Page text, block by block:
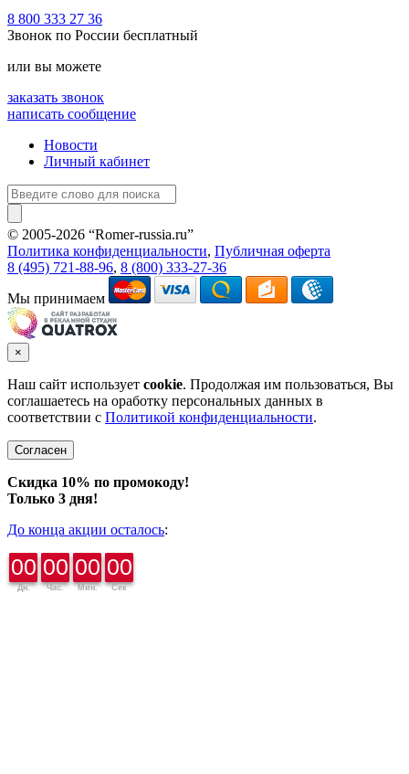
8 800 333 27 36
Звонок по России бесплатный
или вы можете
заказать звонок
написать сообщение
Новости
Личный кабинет
© 2005-2026 “Romer-russia.ru”
Политика конфиденциальности, Публичная оферта
8 (495) 721-88-96, 8 (800) 333-27-36
Мы принимаем
×
Наш сайт использует cookie. Продолжая им пользоваться, Вы
соглашаетесь на оработку персональных данных в
соответствии с Политикой конфиденциальности.
Согласен
Скидка 10% по промокоду!
Только 3 дня!
До конца акции осталось:
00
Дн.
00
Час.
00
Мин.
00
Сек